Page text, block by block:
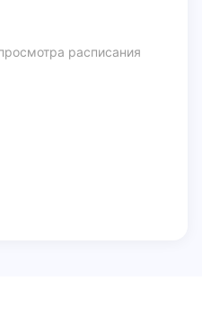
расписания